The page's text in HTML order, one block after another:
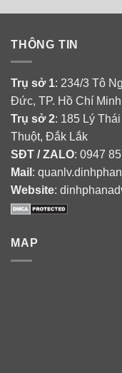
THÔNG TIN
Trụ sở 1: 234/3 Tô
Đức, TP. Hồ Chí Minh
Trụ sở 2: 185 Lý
Thuột, Đắk Lắk
SĐT / ZALO: 0947
Mail :
Website:
MAP